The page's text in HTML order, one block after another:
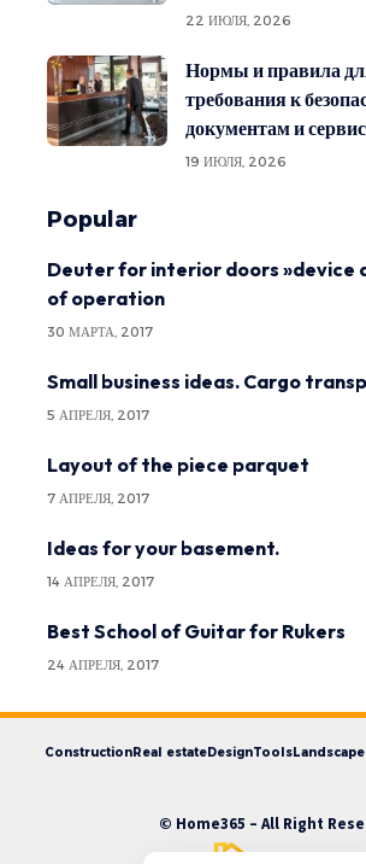
22 ИЮЛЯ, 2026
Нормы и правила
требования к
документам и
19 ИЮЛЯ, 2026
Popular
Deuter for interior doors »device
of operation
30 МАРТА, 2017
Small business ideas. Cargo
5 АПРЕЛЯ, 2017
Layout of the piece parquet
7 АПРЕЛЯ, 2017
Ideas for your basement.
14 АПРЕЛЯ, 2017
Best School of Guitar for Rukers
24 АПРЕЛЯ, 2017
ConstructionReal estateDesignToolsLandscape
© Home365 – All Right